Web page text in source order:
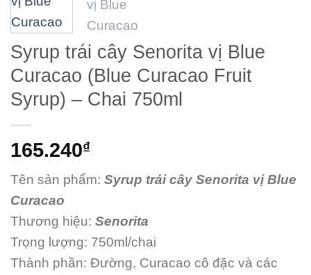
Syrup trái cây Senorita vị Blue
Curacao (Blue Curacao Fruit
Syrup) – Chai 750ml
165.240₫
Tên sản phẩm: Syrup trái cây Senorita vị Blue
Curacao
Thương hiệu: Senorita
Trọng lượng: 750ml/chai
Thành phần: Đường, Curacao cô đặc và các